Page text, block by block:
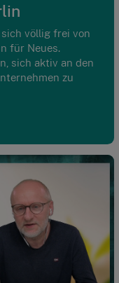
völlig frei von
für Neues.
sich aktiv an den
zu